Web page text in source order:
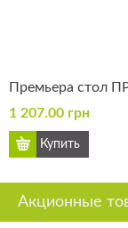
Премьера стол
1 207.00 грн
Акционные